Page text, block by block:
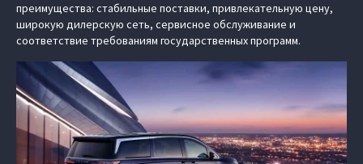
преимущества: стабильные поставки, привлекательную цену,
широкую дилерскую сеть, сервисное обслуживание и
соответствие требованиям государственных программ.